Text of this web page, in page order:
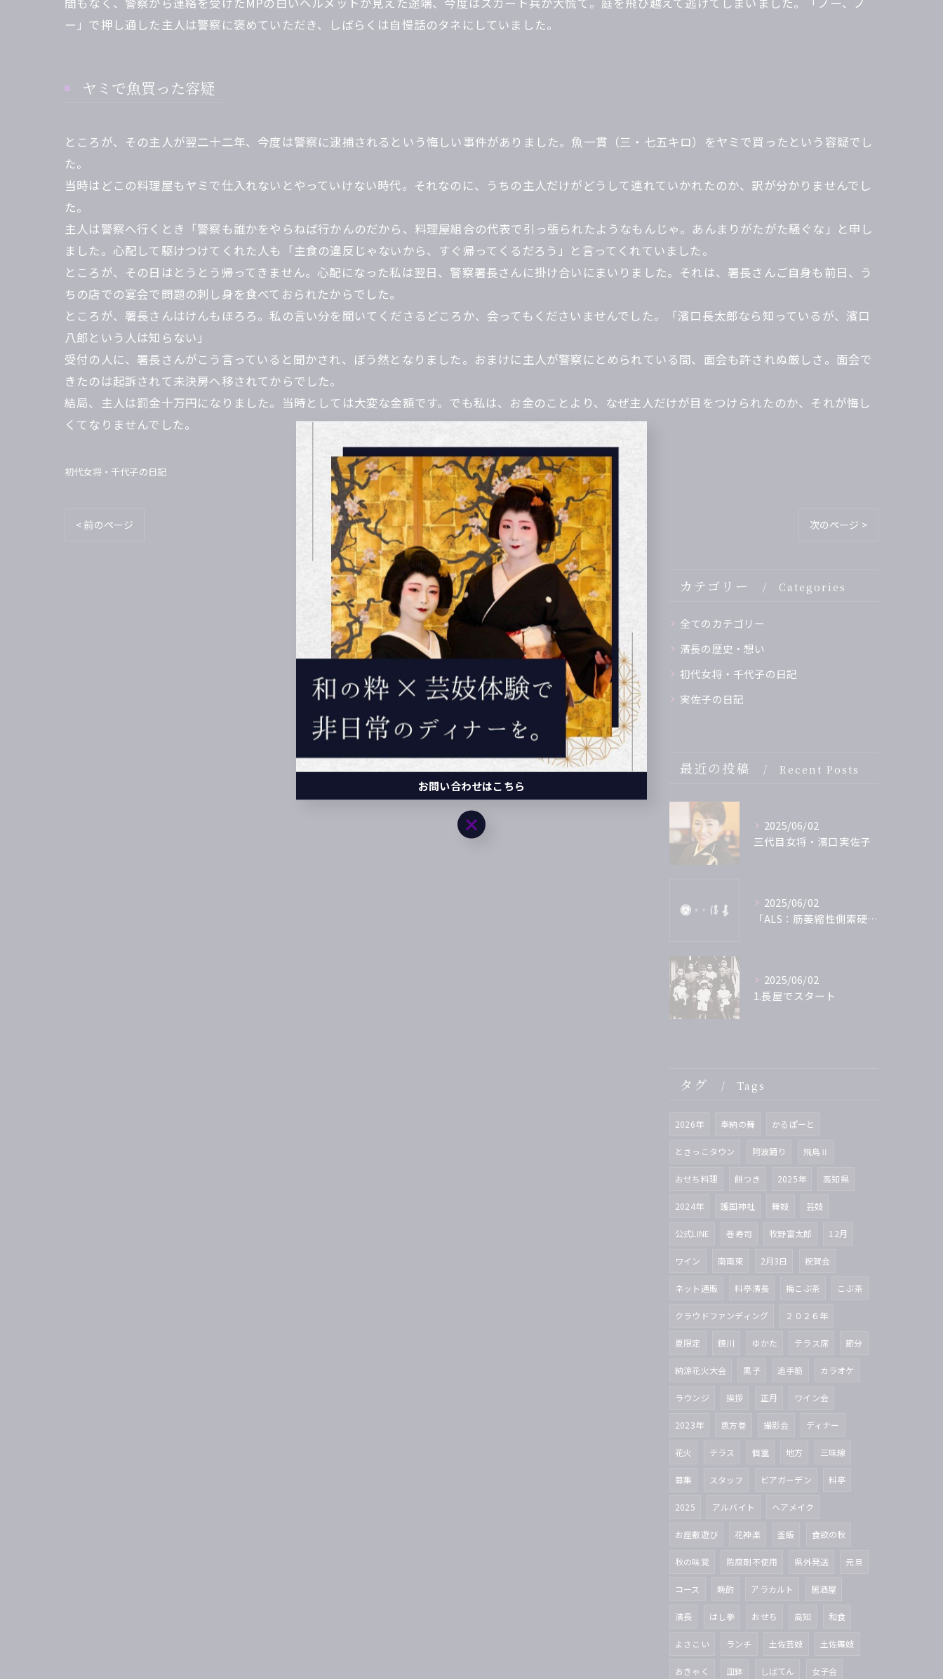
ー」で押し通した主人は警察に褒めていただき、しばらくは自慢話のタネにしていました。
ヤミで魚買った容疑
ところが、その主人が翌二十二年、今度は警察に逮捕されるという悔しい事件がありました。魚一貫（三・七五キロ）をヤミで買ったという容疑でし
た。
当時はどこの料理屋もヤミで仕入れないとやっていけない時代。それなのに、うちの主人だけがどうして連れていかれたのか、訳が分かりませんでし
た。
主人は警察へ行くとき「警察も誰かをやらねば行かんのだから、料理屋組合の代表で引っ張られたようなもんじゃ。あんまりがたがた騒ぐな」と申し
ました。心配して駆けつけてくれた人も「主食の違反じゃないから、すぐ帰ってくるだろう」と言ってくれていました。
ところが、その日はとうとう帰ってきません。心配になった私は翌日、警察署長さんに掛け合いにまいりました。それは、署長さんご自身も前日、う
ちの店での宴会で問題の刺し身を食べておられたからでした。
ところが、署長さんはけんもほろろ。私の言い分を聞いてくださるどころか、会ってもくださいませんでした。「濱口長太郎なら知っているが、濱口
八郎という人は知らない」
受付の人に、署長さんがこう言っていると聞かされ、ぼう然となりました。おまけに主人が警察にとめられている間、面会も許されぬ厳しさ。面会で
きたのは起訴されて未決房へ移されてからでした。
結局、主人は罰金十万円になりました。当時としては大変な金額です。でも私は、お金のことより、なぜ主人だけが目をつけられたのか、それが悔し
くてなりませんでした。
初代女将・千代子の日記
< 前のページ 一覧に戻る 次のページ >
カテゴリー Categories
全てのカテゴリー
濱長の歴史・想い
初代女将・千代子の日記
実佐子の日記
最近の投稿 Recent Posts
2025/06/02
三代目女将・濱口実佐子
2025/06/02
「ALS：筋萎縮性側索硬化症」を支援 参加致しました
2025/06/02
1.長屋でスタート
タグ Tags
2026年 奉納の舞 かるぽーと
とさっこタウン 阿波踊り 飛鳥Ⅱ
おせち料理 餅つき 2025年 高知県
2024年 護国神社 舞妓 芸妓
公式LINE 巻寿司 牧野富太郎 12月
ワイン 南南東 2月3日 祝賀会
ネット通販 料亭濱長 梅こぶ茶 こぶ茶
クラウドファンディング ２０２６年
夏限定 鏡川 ゆかた テラス席 節分
納涼花火大会 黒子 追手筋 カラオケ
ラウンジ 挨拶 正月 ワイン会
2023年 恵方巻 撮影会 ディナー
花火 テラス 個室 地方 三味線
募集 スタッフ ビアガーデン 料亭
2025 アルバイト ヘアメイク
お座敷遊び 花神楽 釜飯 食欲の秋
秋の味覚 防腐剤不使用 県外発送 元旦
コース 晩酌 アラカルト 居酒屋
濱長 はし拳 おせち 高知 和食
よさこい ランチ 土佐芸妓 土佐舞妓
おきゃく 皿鉢 しばてん 女子会
お問い合わせはこちら
お問い合わせはこちら